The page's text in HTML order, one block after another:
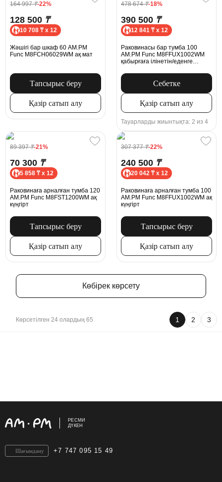
164 997₸-22%
128 500 ₸
10 708 ₸ x 12
Жәшігі бар шкаф 60 AM.PM
Func M8FCH06029WM ақ мат
Тапсырыс беру
Қазір сатып алу
478 674₸-18%
390 500 ₸
12 841 ₸ x 12
Раковинасы бар тумба 100
AM.PM Func M8FFUX1002WM
қабырғаға ілінетін/еденге
Себетке
Қазір сатып алу
Тауарларды жиынтықта: 2 из 4
89 397₸-21%
70 300 ₸
5 858 ₸ x 12
Раковинаға арналған тумба 120
AM.PM Func M8FST1200WM ақ
күңгірт
Тапсырыс беру
Қазір сатып алу
307 377₸-22%
240 500 ₸
20 042 ₸ x 12
Раковинаға арналған тумба 100
AM.PM Func M8FFUX1002WM ақ
күңгірт
Тапсырыс беру
Қазір сатып алу
Көбірек көрсету
Көрсетілген 24 олардың 65 1 2 3
РЕСМИ
ДҮКЕН
+7 747 095 15 49
Шағымдану